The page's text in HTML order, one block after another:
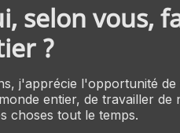
selon vous,
?
j'apprécie l'opportunité
entier, de travailler
choses tout le temps.